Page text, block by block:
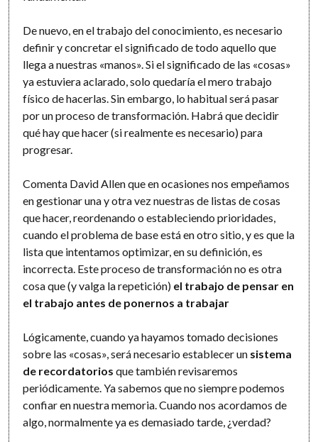
De nuevo, en el trabajo del conocimiento, es necesario
definir y concretar el significado de todo aquello que
llega a nuestras «manos». Si el significado de las «cosas»
ya estuviera aclarado, solo quedaría el mero trabajo
físico de hacerlas. Sin embargo, lo habitual será pasar
por un proceso de transformación. Habrá que decidir
qué hay que hacer (si realmente es necesario) para
progresar.
Comenta David Allen que en ocasiones nos empeñamos
en gestionar una y otra vez nuestras de listas de cosas
que hacer, reordenando o estableciendo prioridades,
cuando el problema de base está en otro sitio, y es que la
lista que intentamos optimizar, en su definición, es
incorrecta. Este proceso de transformación no es otra
cosa que (y valga la repetición) el trabajo de pensar en
el trabajo antes de ponernos a trabajar
Lógicamente, cuando ya hayamos tomado decisiones
sobre las «cosas», será necesario establecer un sistema
de recordatorios que también revisaremos
periódicamente. Ya sabemos que no siempre podemos
confiar en nuestra memoria. Cuando nos acordamos de
algo, normalmente ya es demasiado tarde, ¿verdad?